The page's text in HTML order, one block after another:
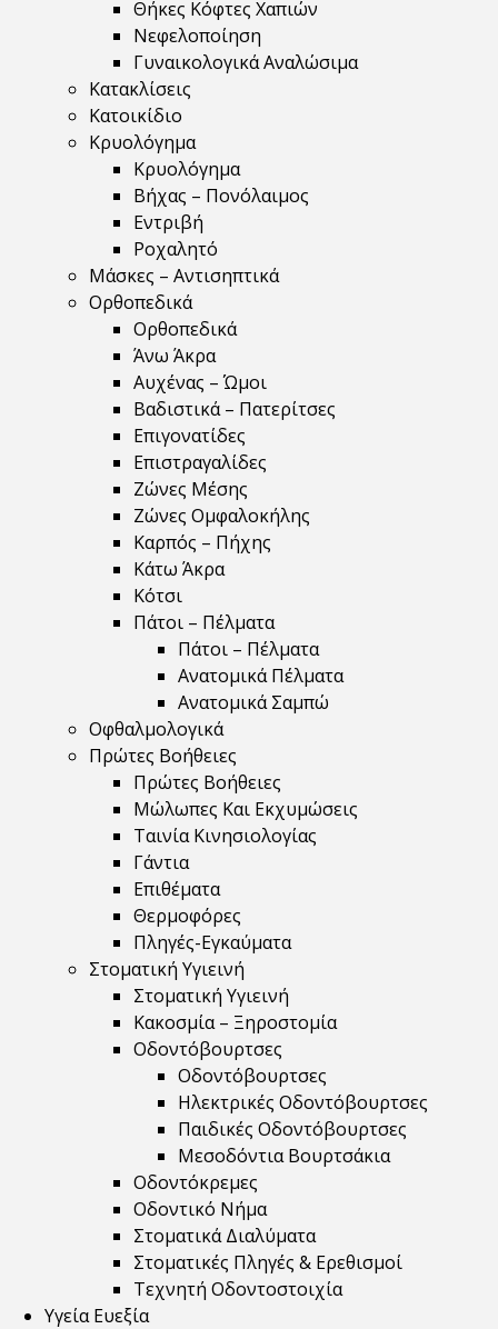
Θήκες Κόφτες Χαπιών
Νεφελοποίηση
Γυναικολογικά Αναλώσιμα
Κατακλίσεις
Κατοικίδιο
Κρυολόγημα
Κρυολόγημα
Βήχας – Πονόλαιμος
Εντριβή
Ροχαλητό
Μάσκες – Αντισηπτικά
Ορθοπεδικά
Ορθοπεδικά
Άνω Άκρα
Αυχένας – Ώμοι
Βαδιστικά – Πατερίτσες
Επιγονατίδες
Επιστραγαλίδες
Ζώνες Μέσης
Ζώνες Ομφαλοκήλης
Καρπός – Πήχης
Κάτω Άκρα
Κότσι
Πάτοι – Πέλματα
Πάτοι – Πέλματα
Ανατομικά Πέλματα
Ανατομικά Σαμπώ
Οφθαλμολογικά
Πρώτες Βοήθειες
Πρώτες Βοήθειες
Μώλωπες Και Εκχυμώσεις
Ταινία Κινησιολογίας
Γάντια
Επιθέματα
Θερμοφόρες
Πληγές-Εγκαύματα
Στοματική Υγιεινή
Στοματική Υγιεινή
Κακοσμία – Ξηροστομία
Οδοντόβουρτσες
Οδοντόβουρτσες
Ηλεκτρικές Οδοντόβουρτσες
Παιδικές Οδοντόβουρτσες
Μεσοδόντια Βουρτσάκια
Οδοντόκρεμες
Οδοντικό Νήμα
Στοματικά Διαλύματα
Στοματικές Πληγές & Ερεθισμοί
Τεχνητή Οδοντοστοιχία
Υγεία Ευεξία